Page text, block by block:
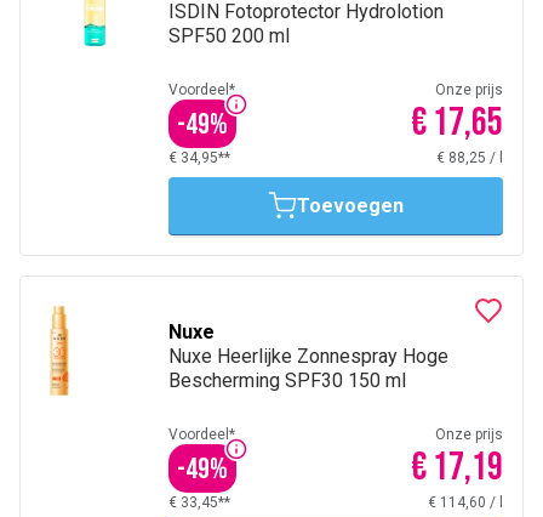
ISDIN Fotoprotector Hydrolotion
SPF50 200 ml
Voordeel*
-49%
Onze prijs
€ 17,65
€ 34,95** € 88,25 /
Toevoegen
Nuxe
Nuxe Heerlijke Zonnespray Hoge
Bescherming SPF30 150 ml
Voordeel*
-49%
Onze prijs
€ 17,19
€ 33,45** € 114,60 /